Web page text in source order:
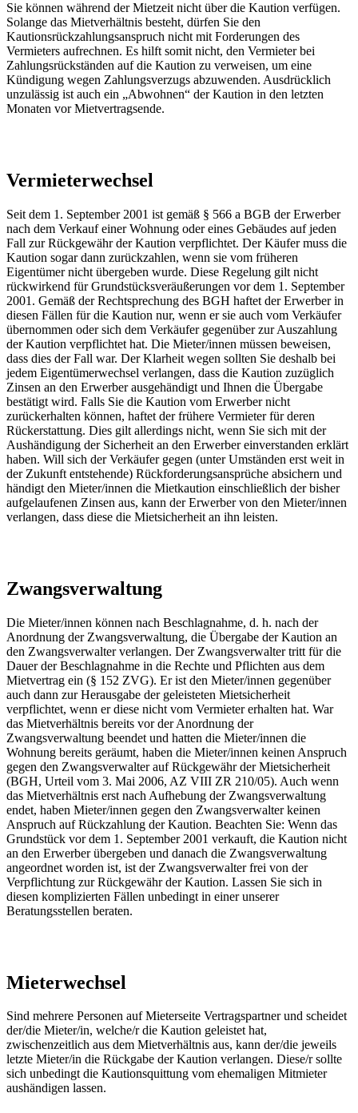
Sie können während der Mietzeit nicht über die Kaution verfügen.
Solange das Mietverhältnis besteht, dürfen Sie den
Kautionsrückzahlungsanspruch nicht mit Forderungen des
Vermieters aufrechnen. Es hilft somit nicht, den Vermieter bei
Zahlungsrückständen auf die Kaution zu verweisen, um eine
Kündigung wegen Zahlungsverzugs abzuwenden. Ausdrücklich
unzulässig ist auch ein „Abwohnen“ der Kaution in den letzten
Monaten vor Mietvertragsende.
Vermieterwechsel
Seit dem 1. September 2001 ist gemäß § 566 a BGB der Erwerber
nach dem Verkauf einer Wohnung oder eines Gebäudes auf jeden
Fall zur Rückgewähr der Kaution verpflichtet. Der Käufer muss die
Kaution sogar dann zurückzahlen, wenn sie vom früheren
Eigentümer nicht übergeben wurde. Diese Regelung gilt nicht
rückwirkend für Grundstücksveräußerungen vor dem 1. September
2001. Gemäß der Rechtsprechung des BGH haftet der Erwerber in
diesen Fällen für die Kaution nur, wenn er sie auch vom Verkäufer
übernommen oder sich dem Verkäufer gegenüber zur Auszahlung
der Kaution verpflichtet hat. Die Mieter/innen müssen beweisen,
dass dies der Fall war. Der Klarheit wegen sollten Sie deshalb bei
jedem Eigentümerwechsel verlangen, dass die Kaution zuzüglich
Zinsen an den Erwerber ausgehändigt und Ihnen die Übergabe
bestätigt wird. Falls Sie die Kaution vom Erwerber nicht
zurückerhalten können, haftet der frühere Vermieter für deren
Rückerstattung. Dies gilt allerdings nicht, wenn Sie sich mit der
Aushändigung der Sicherheit an den Erwerber einverstanden erklärt
haben. Will sich der Verkäufer gegen (unter Umständen erst weit in
der Zukunft entstehende) Rückforderungsansprüche absichern und
händigt den Mieter/innen die Mietkaution einschließlich der bisher
aufgelaufenen Zinsen aus, kann der Erwerber von den Mieter/innen
verlangen, dass diese die Mietsicherheit an ihn leisten.
Zwangsverwaltung
Die Mieter/innen können nach Beschlagnahme, d. h. nach der
Anordnung der Zwangsverwaltung, die Übergabe der Kaution an
den Zwangsverwalter verlangen. Der Zwangsverwalter tritt für die
Dauer der Beschlagnahme in die Rechte und Pflichten aus dem
Mietvertrag ein (§ 152 ZVG). Er ist den Mieter/innen gegenüber
auch dann zur Herausgabe der geleisteten Mietsicherheit
verpflichtet, wenn er diese nicht vom Vermieter erhalten hat. War
das Mietverhältnis bereits vor der Anordnung der
Zwangsverwaltung beendet und hatten die Mieter/innen die
Wohnung bereits geräumt, haben die Mieter/innen keinen Anspruch
gegen den Zwangsverwalter auf Rückgewähr der Mietsicherheit
(BGH, Urteil vom 3. Mai 2006, AZ VIII ZR 210/05). Auch wenn
das Mietverhältnis erst nach Aufhebung der Zwangsverwaltung
endet, haben Mieter/innen gegen den Zwangsverwalter keinen
Anspruch auf Rückzahlung der Kaution. Beachten Sie: Wenn das
Grundstück vor dem 1. September 2001 verkauft, die Kaution nicht
an den Erwerber übergeben und danach die Zwangsverwaltung
angeordnet worden ist, ist der Zwangsverwalter frei von der
Verpflichtung zur Rückgewähr der Kaution. Lassen Sie sich in
diesen komplizierten Fällen unbedingt in einer unserer
Beratungsstellen beraten.
Mieterwechsel
Sind mehrere Personen auf Mieterseite Vertragspartner und scheidet
der/die Mieter/in, welche/r die Kaution geleistet hat,
zwischenzeitlich aus dem Mietverhältnis aus, kann der/die jeweils
letzte Mieter/in die Rückgabe der Kaution verlangen. Diese/r sollte
sich unbedingt die Kautionsquittung vom ehemaligen Mitmieter
aushändigen lassen.